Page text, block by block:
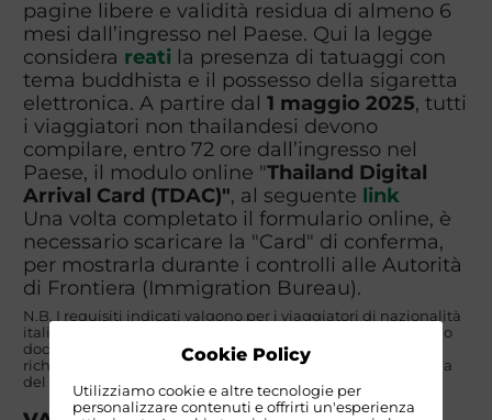
Cookie Policy
Utilizziamo cookie e altre tecnologie per
personalizzare contenuti e offrirti un'esperienza
pagine libere e validità residua di almeno 6
mesi dall’ingresso nel Paese. Qui la legge
considera reatila presenza di tatuaggi con
tema buddhista e il possesso della sigaretta
elettronica. A partire dal 1 maggio 2025, tutti
i viaggiatori non thailandesi devono
compilare, entro 72 ore dall’ingresso nel
Paese, il modulo online "Thailand Digital
Arrival Card (TDAC)", al seguente link
Una volta completato il formulario online, è
necessario scaricare la "Card" di conferma,
per mostrarla durante i controlli alle Autorità
di Frontiera (Immigration Bureau).
N.B. I requisiti indicati valgono per i viaggiatori di nazionalità
italiana. I partecipanti di nazionalità NON italiana dovranno
documentarsi autonomamente circa i requisiti di ingresso
richiesti presso la propria rappresentanza consolare e quella
del paese di destinazione.